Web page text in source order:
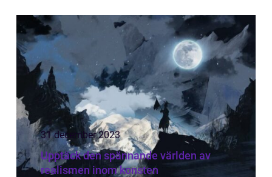
konstscenen i Malmö, presentera olika ...
31 december 2023
Upptäck den spännande världen av
realismen inom konsten